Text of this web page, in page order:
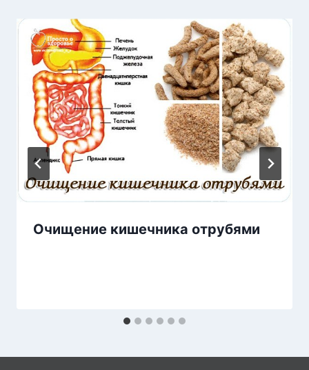
Очищение кишечника отрубями